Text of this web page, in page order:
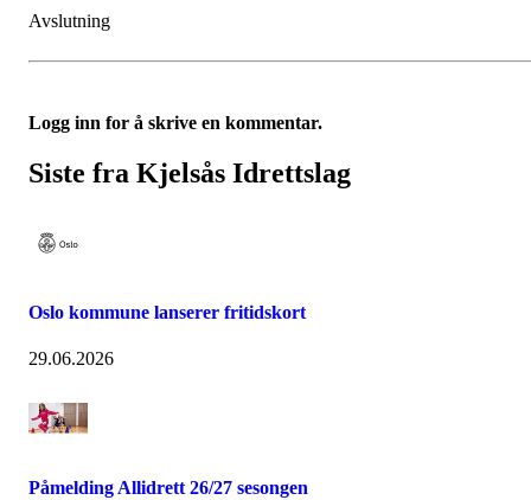
Avslutning
Logg inn for å skrive en kommentar.
Siste fra Kjelsås Idrettslag
Oslo kommune lanserer fritidskort
29.06.2026
Påmelding Allidrett 26/27 sesongen